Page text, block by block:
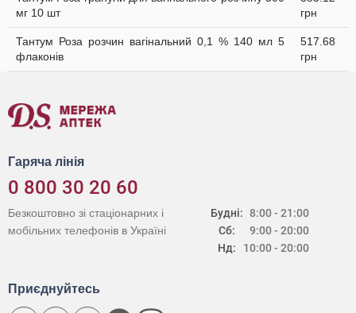
мг 10 шт
грн
Тантум Роза розчин вагінальний 0,1 % 140 мл 5
флаконів
517.68
грн
Гаряча лінія
0 800 30 20 60
Будні:
Сб:
Нд:
8:00 - 21:00
9:00 - 20:00
10:00 - 20:00
Безкоштовно зі стаціонарних і
мобільних телефонів в Україні
Приєднуйтесь